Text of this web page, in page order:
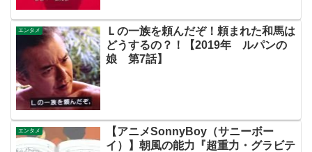
エンタメ
Ｌの一族を頼んだぞ！頼まれた和馬は
どうするの？！【2019年 ルパンの
娘 第7話】
エンタメ
【アニメSonnyBoy（サニーボー
イ）】朝風の能力『超重力・グラビテ